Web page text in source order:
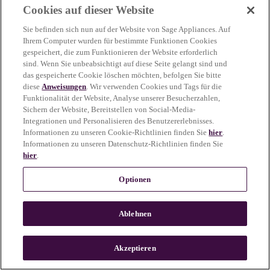
more information)
n
Cookies auf dieser Website
Sie befinden sich nun auf der Website von Sage Appliances. Auf
Ihrem Computer wurden für bestimmte Funktionen Cookies
gespeichert, die zum Funktionieren der Website erforderlich
sind. Wenn Sie unbeabsichtigt auf diese Seite gelangt sind und
das gespeicherte Cookie löschen möchten, befolgen Sie bitte
dieseAnweisungen. Wir verwenden Cookies und Tags für die
Funktionalität der Website, Analyse unserer Besucherzahlen,
Sichern der Website, Bereitstellen von Social-Media-
Integrationen und Personalisieren des Benutzererlebnisses.
Informationen zu unseren Cookie-Richtlinien finden Siehier.
Informationen zu unseren Datenschutz-Richtlinien finden Sie
hier.
Optionen
Ablehnen
Akzeptieren